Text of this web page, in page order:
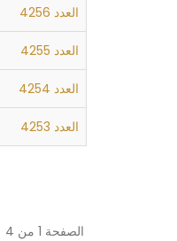
العدد 4256
العدد 4255
العدد 4254
العدد 4253
الصفحة 1 من 4